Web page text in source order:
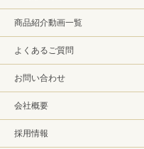
商品紹介動画一覧
よくあるご質問
お問い合わせ
会社概要
採用情報